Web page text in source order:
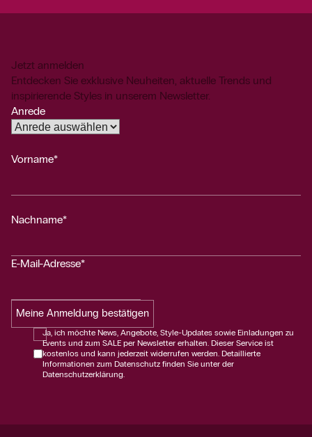
Jetzt anmelden
Entdecken Sie exklusive Neuheiten, aktuelle Trends und
inspirierende Styles in unserem Newsletter.
Anrede
Vorname*
Nachname*
E-Mail-Adresse*
Meine Anmeldung bestätigen
Ja, ich möchte News, Angebote, Style-Updates sowie Einladungen zu
Events und zum SALE per Newsletter erhalten. Dieser Service ist
kostenlos und kann jederzeit widerrufen werden. Detaillierte
Informationen zum Datenschutz finden Sie unter der
Datenschutzerklärung.